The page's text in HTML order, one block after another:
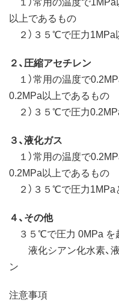
以上であるもの
２）３５℃で圧力1MPa
２、圧縮アセチレン
１）常用の温度で
0.2MPa以上であるもの
２）３５℃で圧力
３、液化ガス
１）常用の温度で
0.2MPa以上であるもの
２）３５℃で圧力
４、その他
３５℃で圧力 0MPa を
液化シアン化水素、液
ン
注意事項